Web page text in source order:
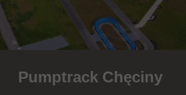
Pumptrack Chęciny